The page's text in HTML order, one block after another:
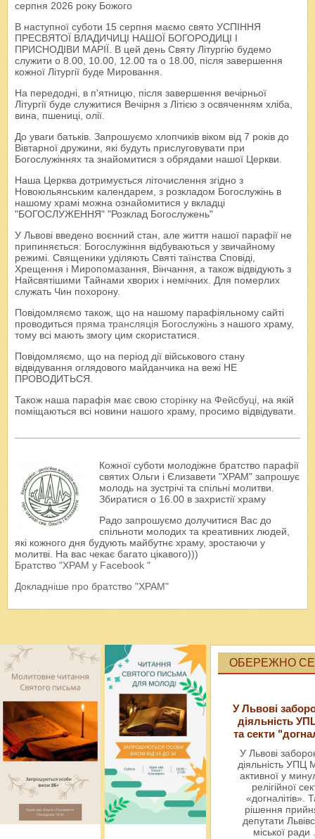
серпня 2026 року Божого
В наступної суботи 15 серпня маємо свято УСПІННЯ
ПРЕСВЯТОЇ ВЛАДИЧИЦІ НАШОЇ БОГОРОДИЦІ І
ПРИСНОДІВИ МАРІЇ. В цей день Святу Літургію будемо
служити о 8.00, 10.00, 12.00 та о 18.00, після завершення
кожної Літургії буде Мировання.
На передодні, в п'ятницю, після завершення вечірньої
Літургії буде служитися Вечірня з Літією з освяченням хліба,
вина, пшениці, олії.
До уваги батьків. Запрошуємо хлопчиків віком від 7 років до
Вівтарної дружини, які будуть прислуговувати при
Богослужіннях та знайомитися з обрядами нашої Церкви.
Наша Церква дотримується літочислення згідно з
Новоюльянським календарем, з розкладом Богослужінь в
нашому храмі можна ознайомитися у вкладці
"БОГОСЛУЖЕННЯ" "Розклад Богослужень"
У Львові введено воєнний стан, але життя нашої парафії не
припиняється: Богослужіння відбуваються у звичайному
режимі. Священики уділяють Святі таїнства Сповіді,
Хрещення і Миропомазання, Вінчання, а також відвідують з
Найсвятішими Тайнами хворих і немічних. Для померлих
служать Чин похорону.
Повідомляємо також, що на нашому парафіяльному сайті
проводиться пряма трансляція Богослужінь з нашого храму,
тому всі мають змогу цим скористатися.
Повідомляємо, що на період дії військового стану
відвідування оглядового майданчика на вежі НЕ
ПРОВОДИТЬСЯ.
Також наша парафія має свою сторінку на Фейсбуці, на якій
поміщаються всі новини нашого храму, просимо відвідувати.
Кожної суботи молодіжне братство парафії
святих Ольги і Єлизавети "ХРАМ" запрошує
молодь на зустрічі та спільні молитви.
Збиратися о 16.00 в захристії храму
Радо запрошуємо долучитися Вас до
спільноти молодих та креативних людей,
які кожного дня будують майбутнє храму, зростаючи у
молитві. На вас чекає багато цікавого)))
Братство "ХРАМ у Facebook "
Докладніше про братство "ХРАМ"
ОБЕРЕЖНО
У Львові
діяльність
та секти
У Львові
діяльність УПЦ
активної у
релігійної
«догналітів».
рішення
депутати
міської ради